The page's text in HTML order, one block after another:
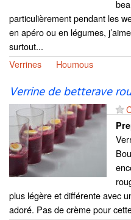
particulièrement pendant les
en apéro ou en légumes,
surtout...
Verrines
Houmous
Verrine de betterave
plus légère et différente avec
adoré. Pas de crème pour